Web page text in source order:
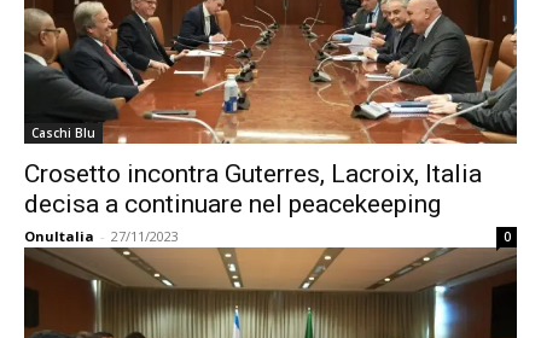
Caschi Blu
Crosetto incontra Guterres, Lacroix, Italia
decisa a continuare nel peacekeeping
OnuItalia - 27/11/2023 0